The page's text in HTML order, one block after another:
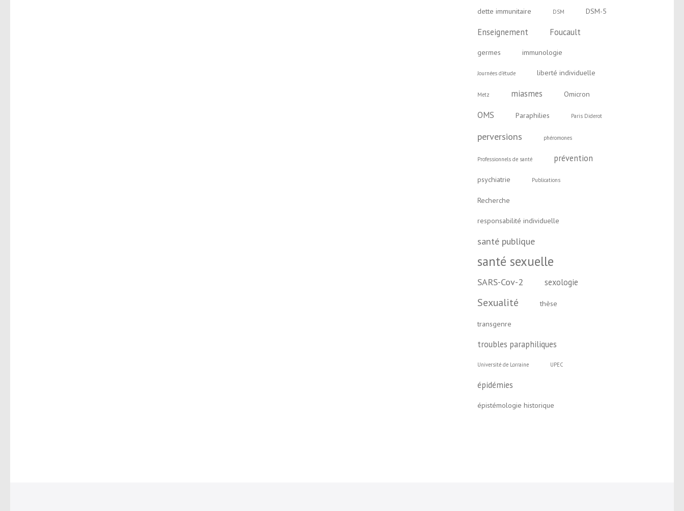
dette immunitaire DSM DSM-5
Enseignement Foucault
germes immunologie
Journées d'étude liberté individuelle
Metz miasmes Omicron
OMS Paraphilies Paris Diderot
perversions phéromones
Professionnels de santé prévention
psychiatrie Publications
Recherche
responsabilité individuelle
santé publique
santé sexuelle
SARS-Cov-2 sexologie
Sexualité thèse
transgenre
troubles paraphiliques
Université de Lorraine UPEC
épidémies
épistémologie historique